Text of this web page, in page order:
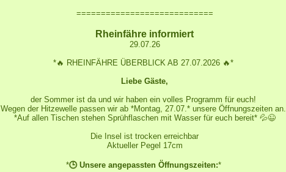
============================
Rheinfähre informiert
29.07.26
*🔥 RHEINFÄHRE ÜBERBLICK AB 27.07.2026 🔥*
Liebe Gäste,
der Sommer ist da und wir haben ein volles Programm für euch!
Wegen der Hitzewelle passen wir ab *Montag, 27.07.* unsere Öffnungszeiten an.
*Auf allen Tischen stehen Sprühflaschen mit Wasser für euch bereit* 💦😉
Die Insel ist trocken erreichbar
Aktueller Pegel 17cm
*🕒 Unsere angepassten Öffnungszeiten:*